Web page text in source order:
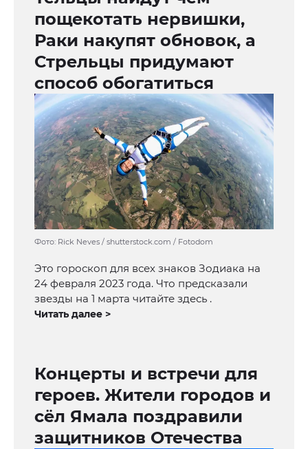
пощекотать нервишки,
Раки накупят обновок, а
Стрельцы придумают
способ обогатиться
Фото: Rick Neves / shutterstock.com / Fotodom
Это гороскоп для всех знаков Зодиака на
24 февраля 2023 года. Что предсказали
звезды на 1 марта читайте здесь .
Читать далее >
Концерты и встречи для
героев. Жители городов и
сёл Ямала поздравили
защитников Отечества